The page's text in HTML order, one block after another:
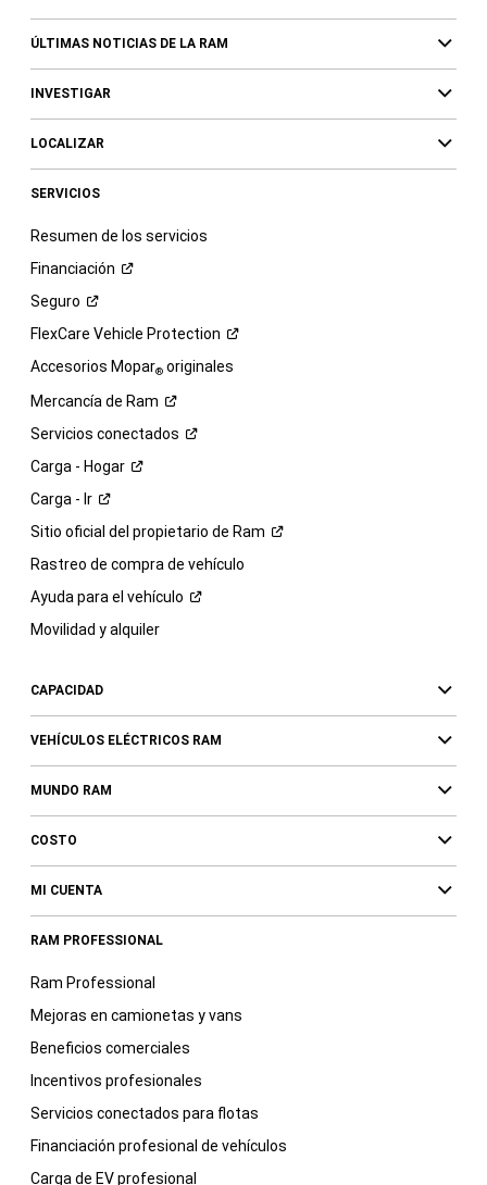
ÚLTIMAS NOTICIAS DE LA RAM
INVESTIGAR
LOCALIZAR
SERVICIOS
Resumen de los servicios
Financiación
Seguro
FlexCare Vehicle Protection
Accesorios Mopar®originales
Mercancía de Ram
Servicios conectados
Carga - Hogar
Carga - Ir
Sitio oficial del propietario de Ram
Rastreo de compra de vehículo
Ayuda para el vehículo
Movilidad y alquiler
CAPACIDAD
VEHÍCULOS ELÉCTRICOS RAM
MUNDO RAM
COSTO
MI CUENTA
RAM PROFESSIONAL
Ram Professional
Mejoras en camionetas y vans
Beneficios comerciales
Incentivos profesionales
Servicios conectados para flotas
Financiación profesional de vehículos
Carga de EV profesional